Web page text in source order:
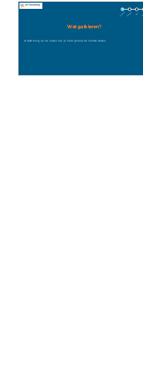
Wat ga ik leren?
Je kijkt terug op de lessen die je hebt gehad de laatste weken.